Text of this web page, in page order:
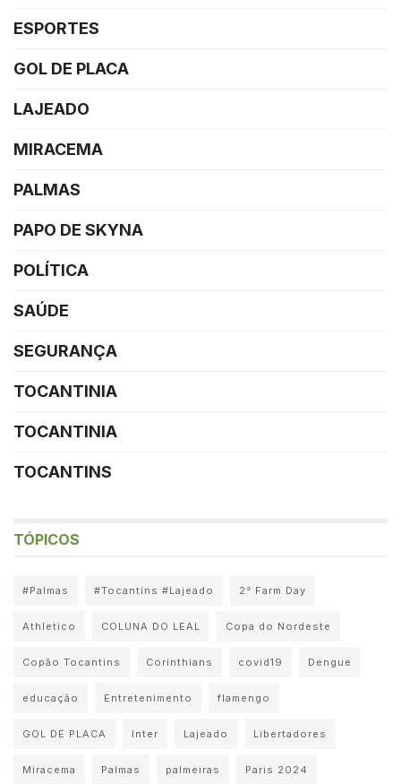
ESPORTES
GOL DE PLACA
LAJEADO
MIRACEMA
PALMAS
PAPO DE SKYNA
POLÍTICA
SAÚDE
SEGURANÇA
TOCANTINIA
TOCANTINIA
TOCANTINS
TÓPICOS
#Palmas #Tocantins #Lajeado 2° Farm Day
Athletico COLUNA DO LEAL Copa do Nordeste
Copão Tocantins Corinthians covid19 Dengue
educação Entretenimento flamengo
GOL DE PLACA Inter Lajeado Libertadores
Miracema Palmas palmeiras Paris 2024